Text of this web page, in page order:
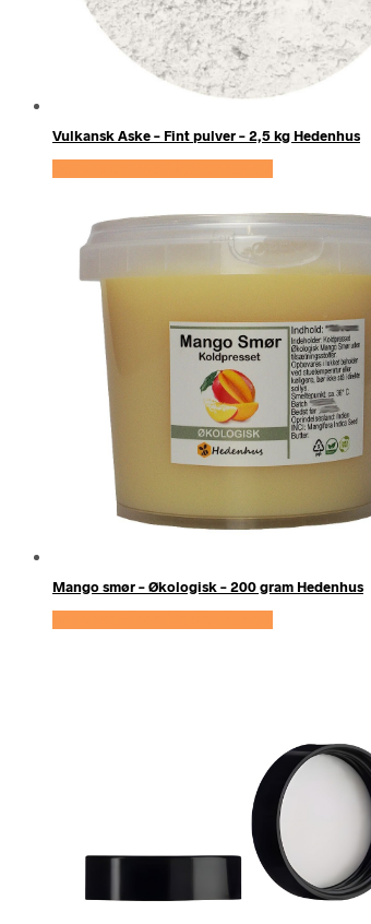
Vulkansk Aske – Fint pulver – 2,5 kg Hedenhus
Mango smør – Økologisk – 200 gram Hedenhus